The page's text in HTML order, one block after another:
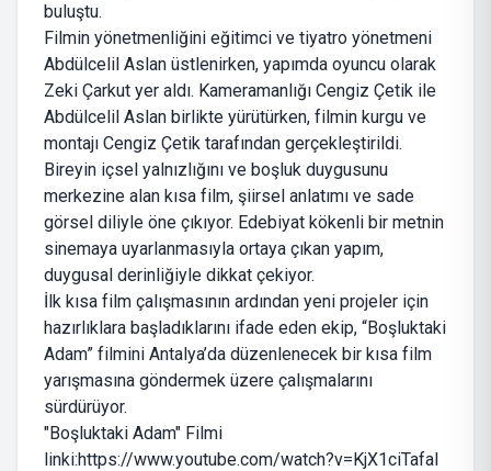
buluştu.
Filmin yönetmenliğini eğitimci ve tiyatro yönetmeni
Abdülcelil Aslan üstlenirken, yapımda oyuncu olarak
Zeki Çarkut yer aldı. Kameramanlığı Cengiz Çetik ile
Abdülcelil Aslan birlikte yürütürken, filmin kurgu ve
montajı Cengiz Çetik tarafından gerçekleştirildi.
Bireyin içsel yalnızlığını ve boşluk duygusunu
merkezine alan kısa film, şiirsel anlatımı ve sade
görsel diliyle öne çıkıyor. Edebiyat kökenli bir metnin
sinemaya uyarlanmasıyla ortaya çıkan yapım,
duygusal derinliğiyle dikkat çekiyor.
İlk kısa film çalışmasının ardından yeni projeler için
hazırlıklara başladıklarını ifade eden ekip, “Boşluktaki
Adam” filmini Antalya’da düzenlenecek bir kısa film
yarışmasına göndermek üzere çalışmalarını
sürdürüyor.
"Boşluktaki Adam" Filmi
linki:https://www.youtube.com/watch?v=KjX1ciTafaI